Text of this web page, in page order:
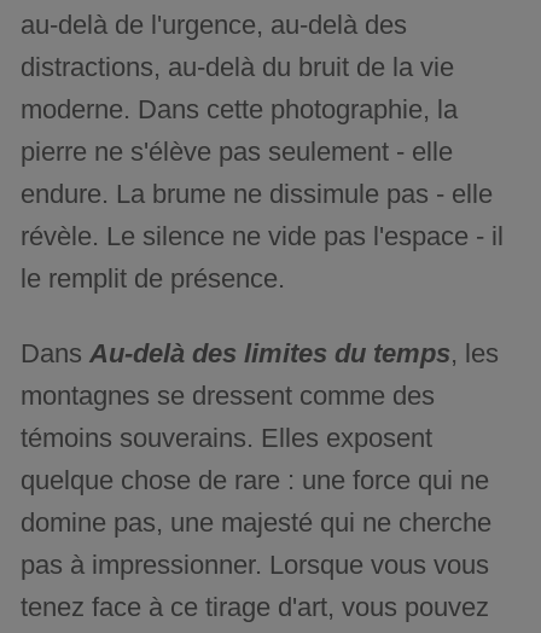
au-delà de l'urgence, au-delà des
distractions, au-delà du bruit de la vie
moderne. Dans cette photographie, la
pierre ne s'élève pas seulement - elle
endure. La brume ne dissimule pas - elle
révèle. Le silence ne vide pas l'espace - il
le remplit de présence.
DansAu-delà des limites du temps, les
montagnes se dressent comme des
témoins souverains. Elles exposent
quelque chose de rare : une force qui ne
domine pas, une majesté qui ne cherche
pas à impressionner. Lorsque vous vous
tenez face à ce tirage d'art, vous pouvez